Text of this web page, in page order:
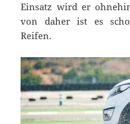
Einsatz wird er
von daher ist es
Reifen.